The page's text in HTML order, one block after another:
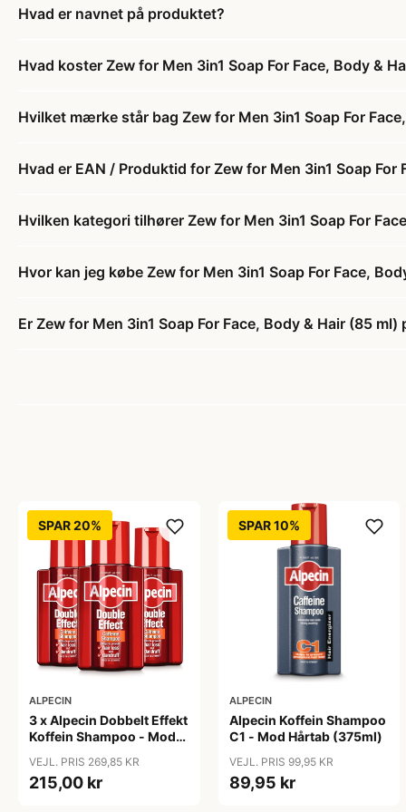
Hvad er navnet på produktet?
Hvad koster Zew for Men 3in1 Soap For Face, Body &
Hvilket mærke står bag Zew for Men 3in1 Soap For
Hvad er EAN / Produktid for Zew for Men 3in1 Soap For
Hvilken kategori tilhører Zew for Men 3in1 Soap For
Hvor kan jeg købe Zew for Men 3in1 Soap For Face,
Er Zew for Men 3in1 Soap For Face, Body & Hair (85 ml)
SPAR 20%
ALPECIN
3 x Alpecin Dobbelt Effekt
Koffein Shampoo - Mod
VEJL. PRIS 269,85 KR
215,00 kr
SPAR 10%
ALPECIN
Alpecin Koffein Shampoo
C1 - Mod Hårtab (375ml)
VEJL. PRIS 99,95 KR
89,95 kr